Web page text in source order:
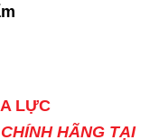
LỰC
HÃNG TẠI